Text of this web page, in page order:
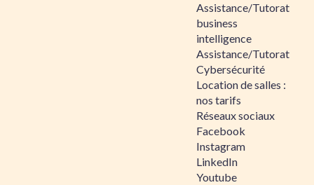
Assistance/Tutorat
business
intelligence
Assistance/Tutorat
Cybersécurité
Location de salles :
nos tarifs
Réseaux sociaux
Facebook
Instagram
LinkedIn
Youtube